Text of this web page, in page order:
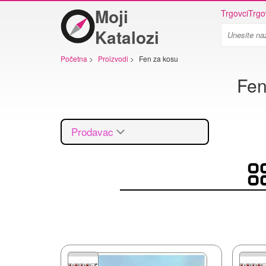
Moji
Katalozi
Trgovci
Početna > Proizvodi > Fen za kosu
Prodavac